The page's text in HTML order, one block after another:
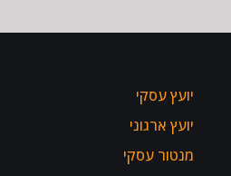
יועץ עסקי
יועץ ארגוני
מנטור עסקי